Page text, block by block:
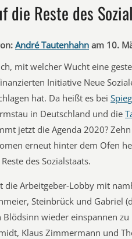
die Reste des
André Tautenhahn am 10.
mit welcher Wucht eine
Initiative Neue
hat. Da heißt es bei
in Deutschland und die
jetzt die Agenda 2020?
erneut hinter dem Ofen
des Sozialstaats.
die Arbeitgeber-Lobby mit
Steinbrück und Gabriel
wieder einspannen zu
Klaus Zimmermann und